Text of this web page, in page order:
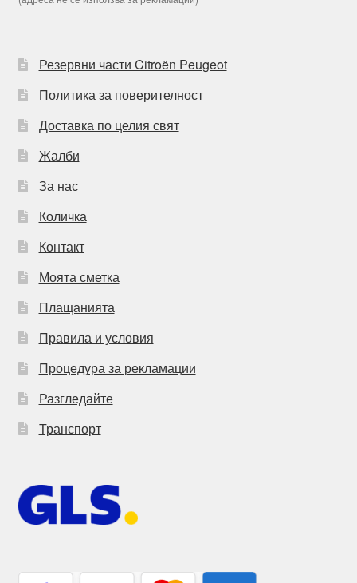
Резервни части Citroën Peugeot
Политика за поверителност
Доставка по целия свят
Жалби
За нас
Количка
Контакт
Моята сметка
Плащанията
Правила и условия
Процедура за рекламации
Разгледайте
Транспорт